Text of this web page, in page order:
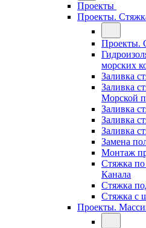
Проекты
Проекты.
Проекты.
морских
Заливка
Заливка
Морской
Заливка
Заливка
Заливка
Замена
Монтаж
Стяжка
Канала
Стяжка
Стяжка с
Проекты.